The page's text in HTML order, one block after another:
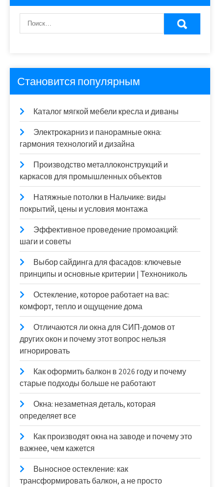
Становится популярным
Каталог мягкой мебели кресла и диваны
Электрокарниз и панорамные окна:
гармония технологий и дизайна
Производство металлоконструкций и
каркасов для промышленных объектов
Натяжные потолки в Нальчике: виды
покрытий, цены и условия монтажа
Эффективное проведение промоакций:
шаги и советы
Выбор сайдинга для фасадов: ключевые
принципы и основные критерии | Технониколь
Остекление, которое работает на вас:
комфорт, тепло и ощущение дома
Отличаются ли окна для СИП-домов от
других окон и почему этот вопрос нельзя
игнорировать
Как оформить балкон в 2026 году и почему
старые подходы больше не работают
Окна: незаметная деталь, которая
определяет все
Как производят окна на заводе и почему это
важнее, чем кажется
Выносное остекление: как
трансформировать балкон, а не просто